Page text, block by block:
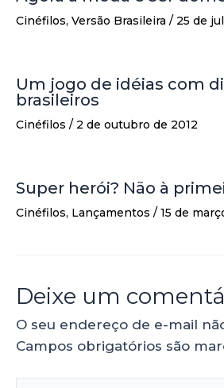
Cinéfilos, Versão Brasileira / 25 de
Um jogo de idéias com
brasileiros
Cinéfilos / 2 de outubro de 2012
Super herói? Não à
Cinéfilos, Lançamentos / 15 de
Deixe um
O seu endereço de e-mail
Campos obrigatórios são